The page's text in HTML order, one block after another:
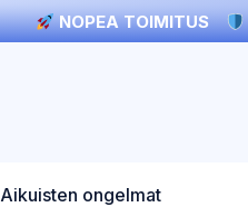
NOPEA TOIMITUS
Aikuisten ongelmat